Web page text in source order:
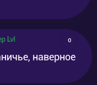
Lvl 0
наверное